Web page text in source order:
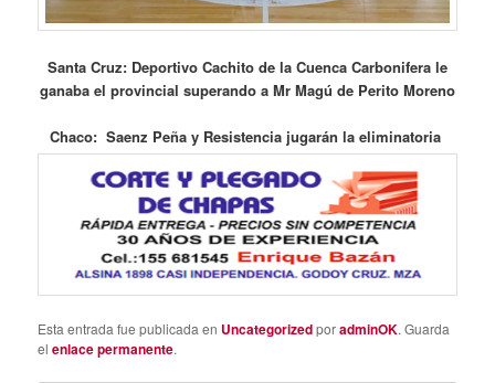
Santa Cruz: Deportivo Cachito de la Cuenca Carbonifera le
ganaba el provincial superando a Mr Magú de Perito Moreno
Chaco: Saenz Peña y Resistencia jugarán la eliminatoria
Esta entrada fue publicada en UncategorizedporadminOK. Guarda
elenlace permanente.